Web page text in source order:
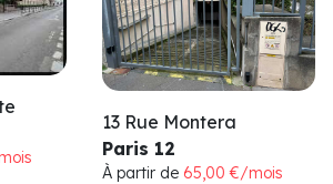
13 Rue Montera
Paris 12
À partir de 65,00 €/mois